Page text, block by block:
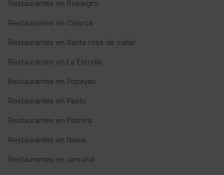
Restaurantes en Rionegro
Restaurantes en Calarcá
Restaurantes en Santa rosa de cabal
Restaurantes en La Estrella
Restaurantes en Popayan
Restaurantes en Pasto
Restaurantes en Palmira
Restaurantes en Neiva
Restaurantes en Jamundi